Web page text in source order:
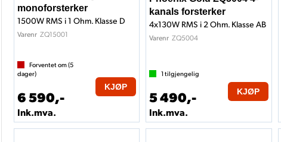
monoforsterker
1500W RMS i 1 Ohm. Klasse D
Varenr ZQ15001
Forventet om (5
dager)
6 590,-
Ink.mva.
KJØP
kanals forsterker
4x130W RMS i 2 Ohm. Klasse AB
Varenr ZQ5004
1tilgjengelig
5 490,-
Ink.mva.
KJØP